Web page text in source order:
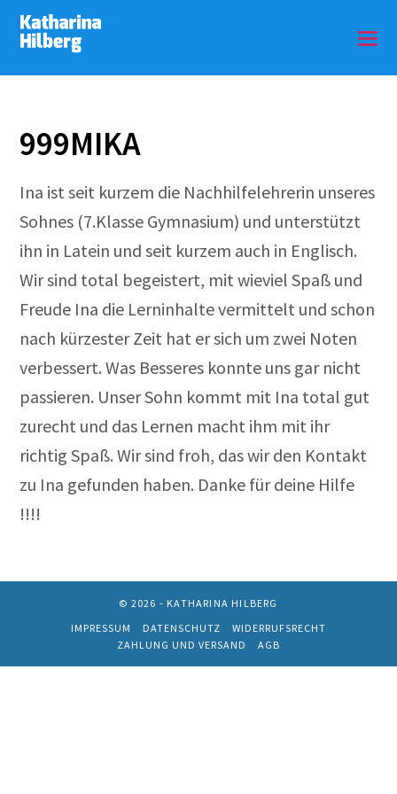
999MIKA
Ina ist seit kurzem die Nachhilfelehrerin unseres
Sohnes (7.Klasse Gymnasium) und unterstützt
ihn in Latein und seit kurzem auch in Englisch.
Wir sind total begeistert, mit wieviel Spaß und
Freude Ina die Lerninhalte vermittelt und schon
nach kürzester Zeit hat er sich um zwei Noten
verbessert. Was Besseres konnte uns gar nicht
passieren. Unser Sohn kommt mit Ina total gut
zurecht und das Lernen macht ihm mit ihr
richtig Spaß. Wir sind froh, das wir den Kontakt
zu Ina gefunden haben. Danke für deine Hilfe
!!!!
© 2026 - KATHARINA HILBERG
IMPRESSUM
DATENSCHUTZ
WIDERRUFSRECHT
ZAHLUNG UND VERSAND
AGB